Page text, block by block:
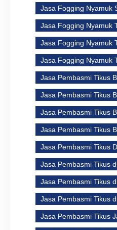
Jasa Fogging Nyamuk
Jasa Fogging Nyamuk
Jasa Fogging Nyamuk
Jasa Fogging Nyamuk
Jasa Pembasmi Tikus
Jasa Pembasmi Tikus
Jasa Pembasmi Tikus
Jasa Pembasmi Tikus
Jasa Pembasmi Tikus
Jasa Pembasmi Tikus
Jasa Pembasmi Tikus
Jasa Pembasmi Tikus
Jasa Pembasmi Tikus